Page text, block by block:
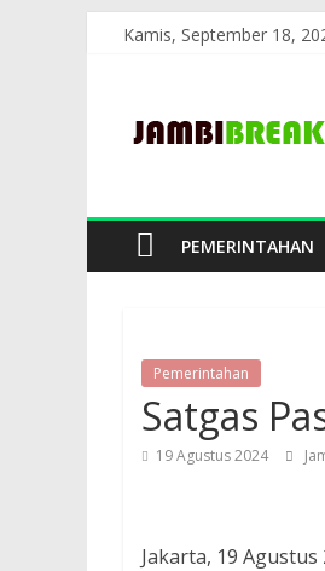
Kamis, September 18,
PEMERINTAHAN
Pemerintahan
Satgas
19 Agustus 2024
Jakarta, 19